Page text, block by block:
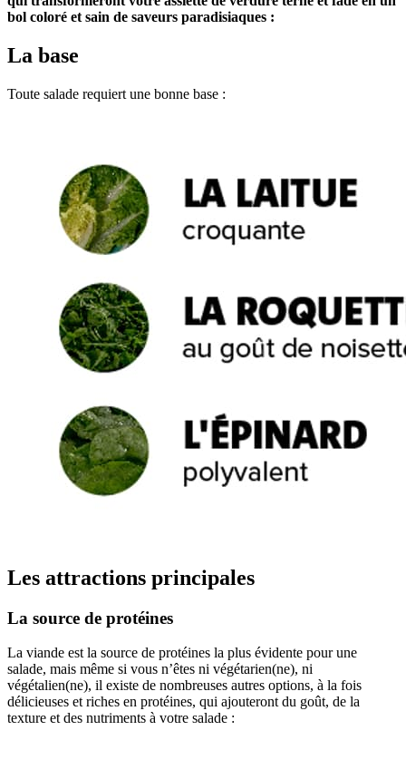
bol coloré et sain de saveurs paradisiaques :
La base
Toute salade requiert une bonne base :
Les attractions principales
La source de protéines
La viande est la source de protéines la plus évidente pour une
salade, mais même si vous n’êtes ni végétarien(ne), ni
végétalien(ne), il existe de nombreuses autres options, à la fois
délicieuses et riches en protéines, qui ajouteront du goût, de la
texture et des nutriments à votre salade :